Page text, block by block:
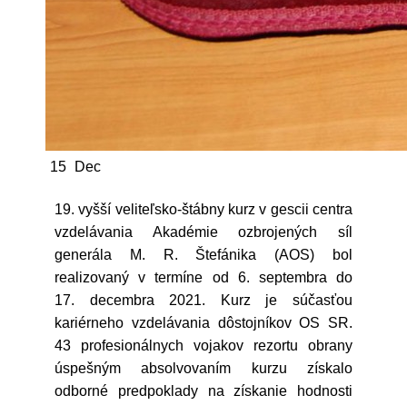
15 Dec
19. vyšší veliteľsko-štábny kurz v gescii centra
vzdelávania Akadémie ozbrojených síl
generála M. R. Štefánika (AOS) bol
realizovaný v termíne od 6. septembra do
17. decembra 2021. Kurz je súčasťou
kariérneho vzdelávania dôstojníkov OS SR.
43 profesionálnych vojakov rezortu obrany
úspešným absolvovaním kurzu získalo
odborné predpoklady na získanie hodnosti